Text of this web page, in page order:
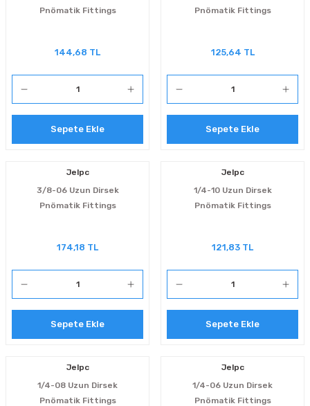
Pnömatik Fittings
144,68 TL
Sepete Ekle
Pnömatik Fittings
125,64 TL
Sepete Ekle
Jelpc
3/8-06 Uzun Dirsek
Pnömatik Fittings
174,18 TL
Sepete Ekle
Jelpc
1/4-10 Uzun Dirsek
Pnömatik Fittings
121,83 TL
Sepete Ekle
Jelpc
1/4-08 Uzun Dirsek
Pnömatik Fittings
Jelpc
1/4-06 Uzun Dirsek
Pnömatik Fittings